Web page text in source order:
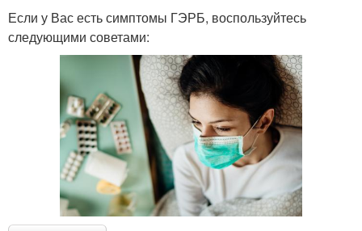
Если у Вас есть симптомы ГЭРБ, воспользуйтесь
следующими советами: